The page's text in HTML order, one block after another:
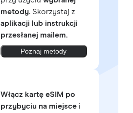
metody.Skorzystaj z
aplikacji lub instrukcji
przesłanej mailem.
Poznaj metody
Włącz kartę eSIM po
przybyciu na miejscei